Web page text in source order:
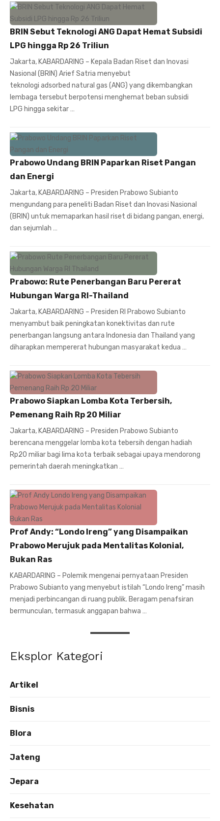
BRIN Sebut Teknologi ANG Dapat Hemat Subsidi
LPG hingga Rp 26 Triliun
Jakarta, KABARDARING – Kepala Badan Riset dan Inovasi
Nasional (BRIN) Arief Satria menyebut
teknologi adsorbed natural gas (ANG) yang dikembangkan
lembaga tersebut berpotensi menghemat beban subsidi
LPG hingga sekitar …
Prabowo Undang BRIN Paparkan Riset Pangan
dan Energi
Jakarta, KABARDARING – Presiden Prabowo Subianto
mengundang para peneliti Badan Riset dan Inovasi Nasional
(BRIN) untuk memaparkan hasil riset di bidang pangan, energi,
dan sejumlah …
Prabowo: Rute Penerbangan Baru Pererat
Hubungan Warga RI-Thailand
Jakarta, KABARDARING – Presiden RI Prabowo Subianto
menyambut baik peningkatan konektivitas dan rute
penerbangan langsung antara Indonesia dan Thailand yang
diharapkan mempererat hubungan masyarakat kedua …
Prabowo Siapkan Lomba Kota Terbersih,
Pemenang Raih Rp 20 Miliar
Jakarta, KABARDARING – Presiden Prabowo Subianto
berencana menggelar lomba kota tebersih dengan hadiah
Rp20 miliar bagi lima kota terbaik sebagai upaya mendorong
pemerintah daerah meningkatkan …
Prof Andy: “Londo Ireng” yang Disampaikan
Prabowo Merujuk pada Mentalitas Kolonial,
Bukan Ras
KABARDARING – Polemik mengenai pernyataan Presiden
Prabowo Subianto yang menyebut istilah “Londo Ireng” masih
menjadi perbincangan di ruang publik. Beragam penafsiran
bermunculan, termasuk anggapan bahwa …
Eksplor Kategori
Artikel
Bisnis
Blora
Jateng
Jepara
Kesehatan